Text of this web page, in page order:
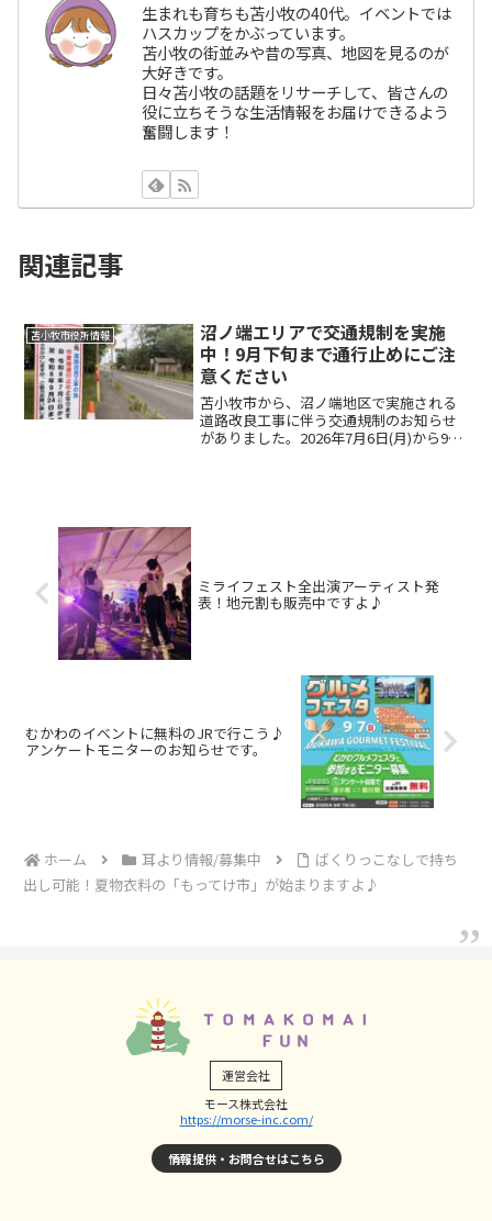
生まれも育ちも苫小牧の40代。イベントでは
ハスカップをかぶっています。
苫小牧の街並みや昔の写真、地図を見るのが
大好きです。
日々苫小牧の話題をリサーチして、皆さんの
役に立ちそうな生活情報をお届けできるよう
奮闘します！
関連記事
苫小牧市役所情報
沼ノ端エリアで交通規制を実施
中！9月下旬まで通行止めにご注
意ください
苫小牧市から、沼ノ端地区で実施される
道路改良工事に伴う交通規制のお知らせ
がありました。2026年7月6日(月)から9月
ミライフェスト全出演アーティスト発
表！地元割も販売中ですよ♪
むかわのイベントに無料のJRで行こう♪
アンケートモニターのお知らせです。
ホーム 耳より情報/募集中
ばくりっこなしで持ち
出し可能！夏物衣料の「もってけ市」が始まりますよ♪
運営会社
モース株式会社
https://morse-inc.com/
情報提供・お問合せはこちら